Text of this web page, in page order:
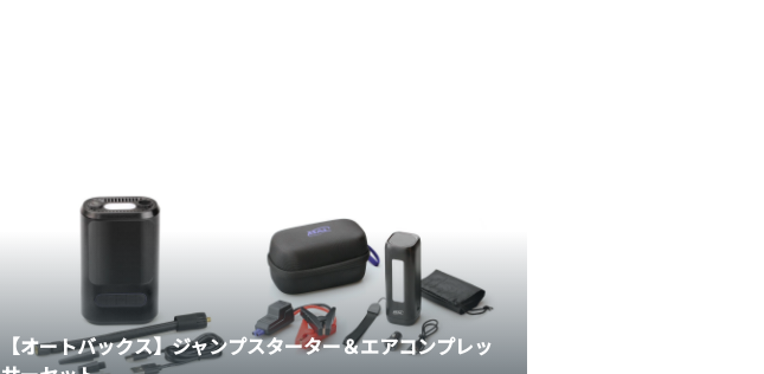
【オートバックス】ジャンプスターター＆エアコンプレッ